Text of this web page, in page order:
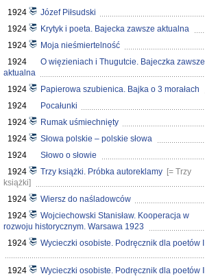
1924
Józef Piłsudski
1924
Krytyk i poeta. Bajecka zawsze aktualna
1924
Moja nieśmiertelność
1924
O więzieniach i Thugutcie. Bajeczka zawsze
aktualna
1924
Papierowa szubienica. Bajka o 3 morałach
1924
Pocałunki
1924
Rumak uśmiechnięty
1924
Słowa polskie – polskie słowa
1924
Słowo o słowie
1924
Trzy książki. Próbka autoreklamy [= Trzy
książki]
1924
Wiersz do naśladowców
1924
Wojciechowski Stanisław. Kooperacja w
rozwoju historycznym. Warsawa 1923
1924
Wycieczki osobiste. Podręcznik dla poetów I
1924
Wycieczki osobiste. Podręcznik dla poetów II